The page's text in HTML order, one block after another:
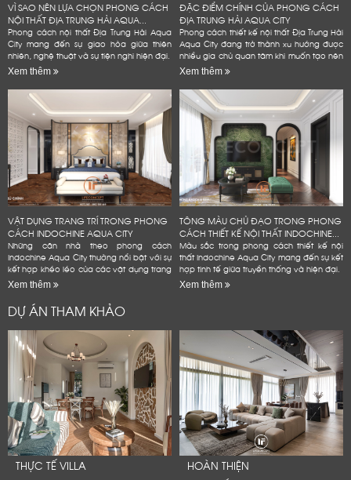
VÌ SAO NÊN LỰA CHỌN PHONG CÁCH
NỘI THẤT ĐỊA TRUNG HẢI AQUA...
Phong cách nội thất Địa Trung Hải Aqua
City mang đến sự giao hòa giữa thiên
nhiên, nghệ thuật và sự tiện nghi hiện đại.
Xem thêm
ĐẶC ĐIỂM CHÍNH CỦA PHONG CÁCH
ĐỊA TRUNG HẢI AQUA CITY
Phong cách thiết kế nội thất Địa Trung Hải
Aqua City đang trở thành xu hướng được
nhiều gia chủ quan tâm khi muốn tạo nên
không gian sống đẳng cấp
Xem thêm
VẬT DỤNG TRANG TRÍ TRONG PHONG
CÁCH INDOCHINE AQUA CITY
Những căn nhà theo phong cách
Indochine Aqua City thường nổi bật với sự
kết hợp khéo léo của các vật dụng trang
trí mang đậm dấu ấn văn hóa Đông
Xem thêm
TÔNG MÀU CHỦ ĐẠO TRONG PHONG
CÁCH THIẾT KẾ NỘI THẤT INDOCHINE...
Màu sắc trong phong cách thiết kế nội
thất Indochine Aqua City mang đến sự kết
hợp tinh tế giữa truyền thống và hiện đại.
Xem thêm
DỰ ÁN THAM KHẢO
THỰC TẾ VILLA
HOÀN THIỆN
LỜI CẢM ƠN
LIFECONCEPT